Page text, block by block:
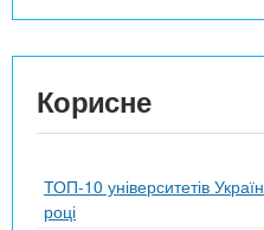
Корисне
ТОП-10 університетів
році